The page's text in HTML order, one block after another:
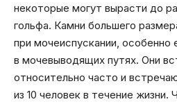
некоторые могут вырасти до
гольфа. Камни большего
при мочеиспускании, особенно
в мочевыводящих путях. Они
относительно часто и
из 10 человек в течение